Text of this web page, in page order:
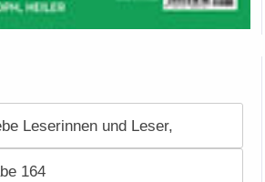
Leserinnen und Leser,
164